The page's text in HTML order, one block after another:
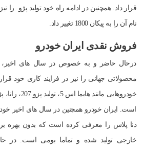
قرار داد. همچنین در ادامه راه خود تولید پژو را
نام آن را به پیکان 1800 تغییر داد.
فروش نقدی ایران خودرو
درحال حاضر و به خصوص در سال های اخیر،
محصولاتی جهانی را نیز در فرایند کاری خود
است. ایران خودرو همچنین در سال های اخیر
دنا پلاس را معرفی کرده است که بدون بهره
خارجی تولید شده و تماما بومی است. در